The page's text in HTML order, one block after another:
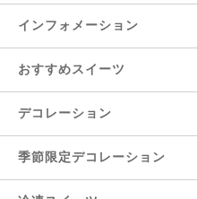
インフォメーション
おすすめスイーツ
デコレーション
季節限定デコレーション